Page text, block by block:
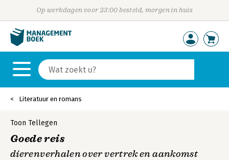
Op werkdagen voor 23:00 besteld, morgen in huis
Literatuur en romans
Toon Tellegen
Goede reis
dierenverhalen over vertrek en aankomst